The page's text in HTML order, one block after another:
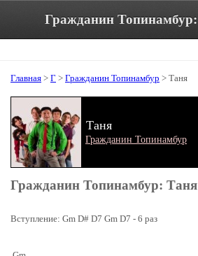
Главная > Г > Гражданин Топинамбур > Таня
Таня
Гражданин Топинамбур
Гражданин Топинамбур: Таня
Вступление: Gm D# D7 Gm D7 - 6 раз